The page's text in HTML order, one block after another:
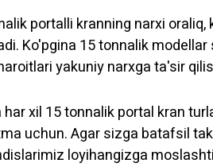
portalli kranning narxi
Ko'pgina 15 tonnalik
yakuniy narxga ta'sir
har xil 15 tonnalik portal kran
uchun. Agar sizga batafsil
loyihangizga